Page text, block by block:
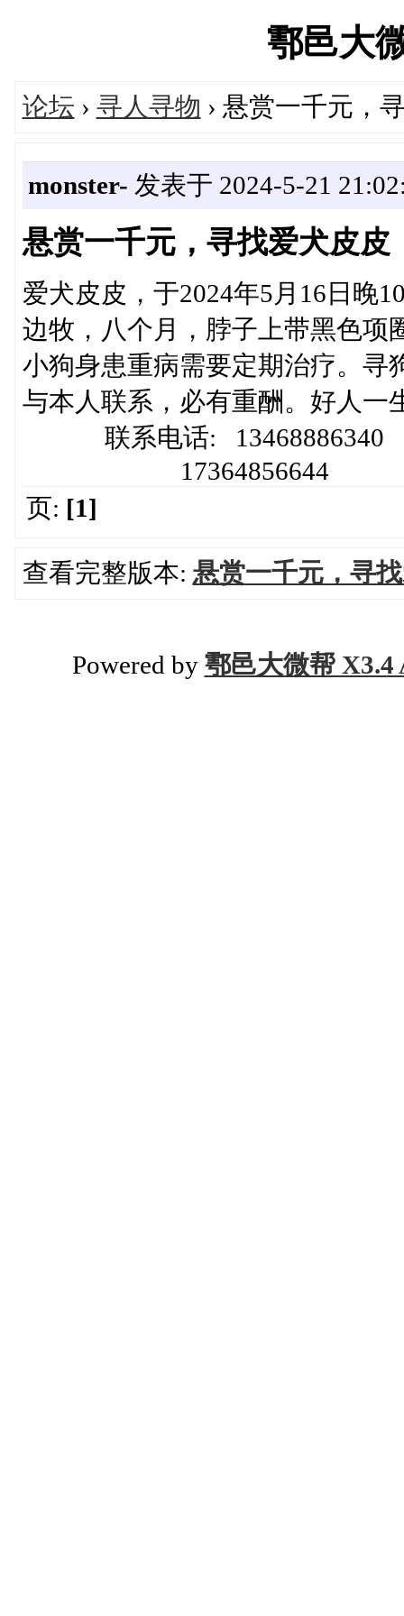
鄠邑大
论坛 › 寻人寻物 › 悬赏一千元，
monster- 发表于 2024-5-21
悬赏一千元，寻找爱犬皮皮
爱犬皮皮，于2024年5月16日晚
边牧，八个月，脖子上带黑色项
小狗身患重病需要定期治疗。寻
与本人联系，必有重酬。好人一
联系电话: 13468886340
17364856644
页: [1]
查看完整版本: 悬赏一千元，寻
Powered by 鄠邑大微帮 X3.4